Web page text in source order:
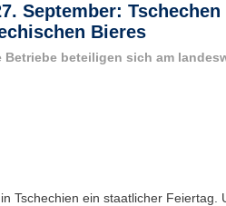
September: Tschechen
Bieres
Betriebe beteiligen sich am
Tschechien ein staatlicher Feiertag.